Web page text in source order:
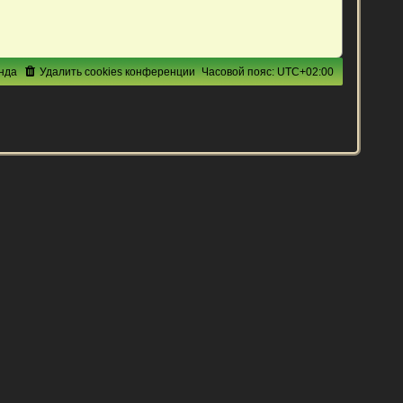
Часовой пояс:UTC+02:00
Удалить cookies конференции